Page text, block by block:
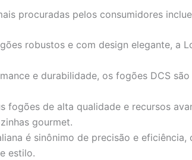
procuradas pelos consumidores
robustos e com design elegante, a
e durabilidade, os fogões DCS
fogões de alta qualidade e recursos
gourmet.
é sinônimo de precisão e eficiência,
estilo.